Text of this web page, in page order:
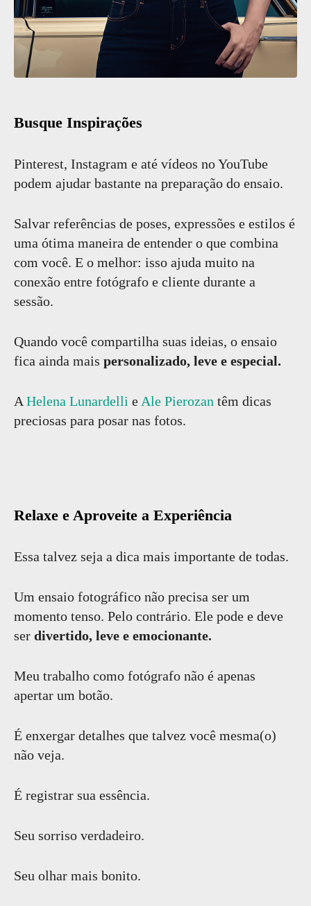
Busque Inspirações
Pinterest, Instagram e até vídeos no YouTube
podem ajudar bastante na preparação do ensaio.
Salvar referências de poses, expressões e estilos é
uma ótima maneira de entender o que combina
com você. E o melhor: isso ajuda muito na
conexão entre fotógrafo e cliente durante a
sessão.
Quando você compartilha suas ideias, o ensaio
fica ainda mais personalizado, leve e especial.
A Helena Lunardelli e Ale Pierozan têm dicas
preciosas para posar nas fotos.
Relaxe e Aproveite a Experiência
Essa talvez seja a dica mais importante de todas.
Um ensaio fotográfico não precisa ser um
momento tenso. Pelo contrário. Ele pode e deve
ser divertido, leve e emocionante.
Meu trabalho como fotógrafo não é apenas
apertar um botão.
É enxergar detalhes que talvez você mesma(o)
não veja.
É registrar sua essência.
Seu sorriso verdadeiro.
Seu olhar mais bonito.